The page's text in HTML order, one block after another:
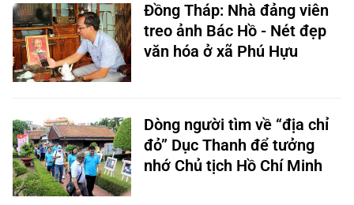
Đồng Tháp: Nhà đảng viên
treo ảnh Bác Hồ - Nét đẹp
văn hóa ở xã Phú Hựu
Dòng người tìm về “địa chỉ
đỏ” Dục Thanh để tưởng
nhớ Chủ tịch Hồ Chí Minh